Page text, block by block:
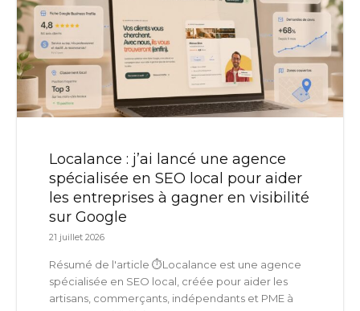
Localance : j’ai lancé une agence
spécialisée en SEO local pour aider
les entreprises à gagner en visibilité
sur Google
21 juillet 2026
Résumé de l'article ⏱️Localance est une agence
spécialisée en SEO local, créée pour aider les
artisans, commerçants, indépendants et PME à